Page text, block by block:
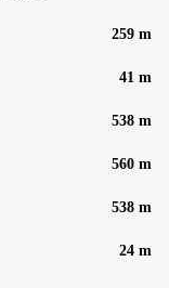
259 m
41 m
538 m
560 m
538 m
24 m